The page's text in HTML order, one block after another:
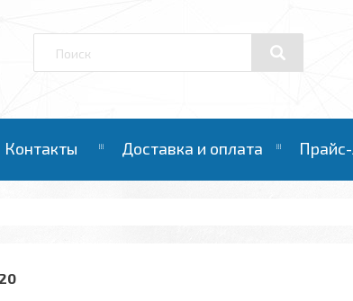
Контакты Доставка и оплата